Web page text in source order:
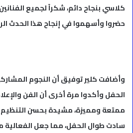
كلاسي بنجاح دائم، شكراً لجميع
حضروا وأسهموا في إنجاح هذا الحدث
وأضافت كلير توفيق أن النجوم
الحفل وأكدوا مرة أخرى أن الفن
ممتعة ومميزة، مشيدة بحسن التنظيم
سادت طوال الحفل، مما جعل